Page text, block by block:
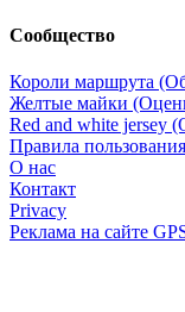
Сообщество
Короли маршрута
Желтые майки
Red and white jersey
Правила пользования
О нас
Контакт
Privacy
Реклама на сайте